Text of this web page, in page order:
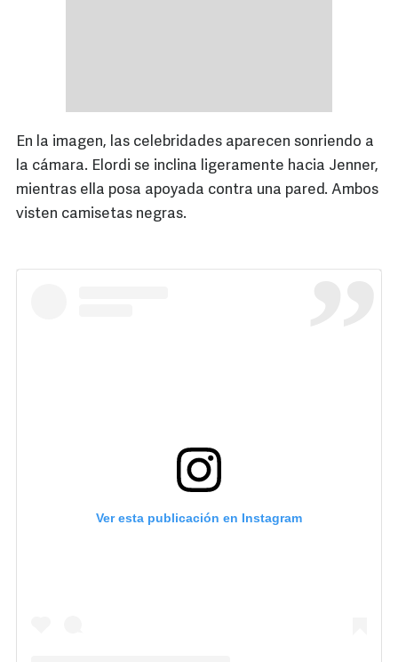
En la imagen, las celebridades aparecen sonriendo a
la cámara. Elordi se inclina ligeramente hacia Jenner,
mientras ella posa apoyada contra una pared. Ambos
visten camisetas negras.
Ver esta publicación en Instagram